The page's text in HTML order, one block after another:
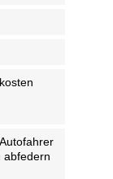
abfedern